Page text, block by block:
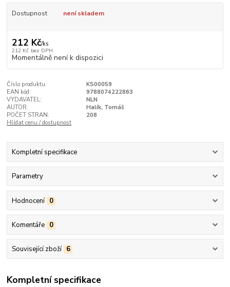
Dostupnost není skladem
212 Kč/ks
212 Kč bez DPH
Momentálně není k dispozici
Číslo produktu:
KS00059
EAN kód:
9788074222863
VYDAVATEL:
NLN
AUTOR:
Halík, Tomáš
POČET STRAN:
208
Hlídat cenu / dostupnost
Kompletní specifikace
Parametry
Hodnocení 0
Komentáře 0
Související zboží 6
Kompletní specifikace